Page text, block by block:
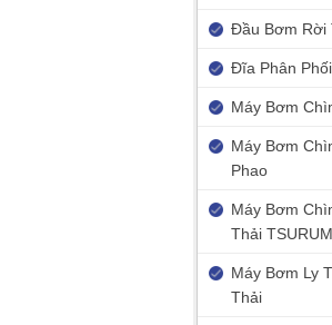
Đầu Bơm Rời
Đĩa Phân
Máy Bơm
Máy Bơm
Phao
Máy Bơm
Thải
Máy Bơm Ly
Thải